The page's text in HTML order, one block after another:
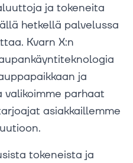
ja tokeneita
hetkellä palvelussa
Kvarn X:n
ja
valikoimme parhaat
asiakkaillemme
tokeneista ja